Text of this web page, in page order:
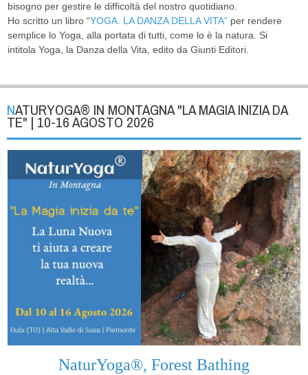
bisogno per gestire le difficoltà del nostro quotidiano.
Ho scritto un libro “YOGA. LA DANZA DELLA VITA” per rendere
semplice lo Yoga, alla portata di tutti, come lo è la natura. Si
intitola Yoga, la Danza della Vita, edito da Giunti Editori.
NATURYOGA® IN MONTAGNA "LA MAGIA INIZIA DA
TE" | 10-16 AGOSTO 2026
NaturYoga®, Forest Bathing